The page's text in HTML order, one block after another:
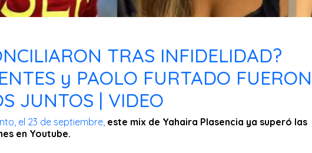
TRAS INFIDELIDAD?
y PAOLO FURTADO FUERON
JUNTOS | VIDEO
el 23 de septiembre, este mix de Yahaira Plasencia ya superó las
en Youtube.